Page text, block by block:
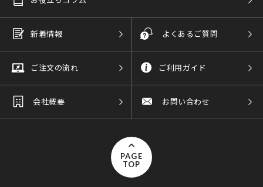
新着情報 よくあるご質問
ご注文の流れ ご利用ガイド
会社概要 お問い合わせ
PAGE
TOP